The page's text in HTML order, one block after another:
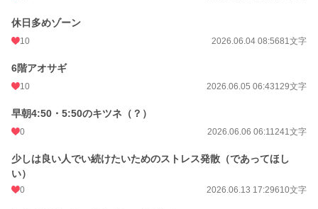
休日多めゾーン
10 2026.06.04 08:5681文字
6階アオサギ
10 2026.06.05 06:43129文字
早朝4:50・5:50のキツネ（？）
0 2026.06.06 06:11241文字
少しは良い人でい続けたいためのストレス発散（であってほし
い）
0 2026.06.13 17:29610文字